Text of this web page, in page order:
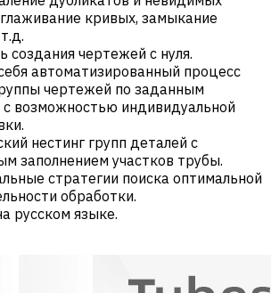
кривых, замыкание
создания чертежей с нуля.
автоматизированный процесс
чертежей по заданным
возможностью индивидуальной
нестинг групп деталей с
заполнением участков трубы.
стратегии поиска оптимальной
обработки.
русском языке.